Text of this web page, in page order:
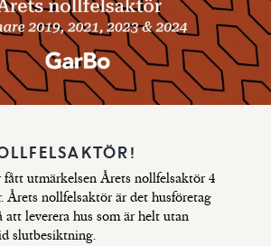
fått utmärkelsen Årets nollfelsaktör 4
Årets nollfelsaktör är det husföretag
att leverera hus som är helt utan
slutbesiktning.